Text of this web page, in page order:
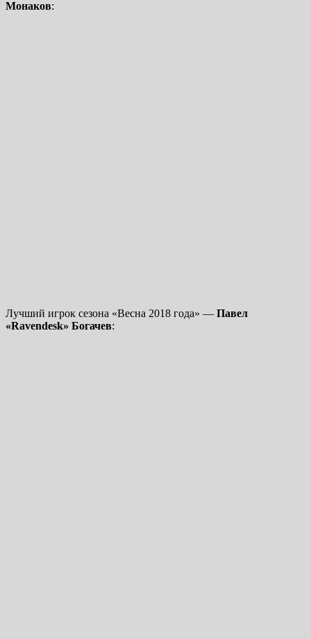
Монаков:
Лучший игрок сезона «Весна 2018 года» — Павел
«Ravendesk» Богачев: